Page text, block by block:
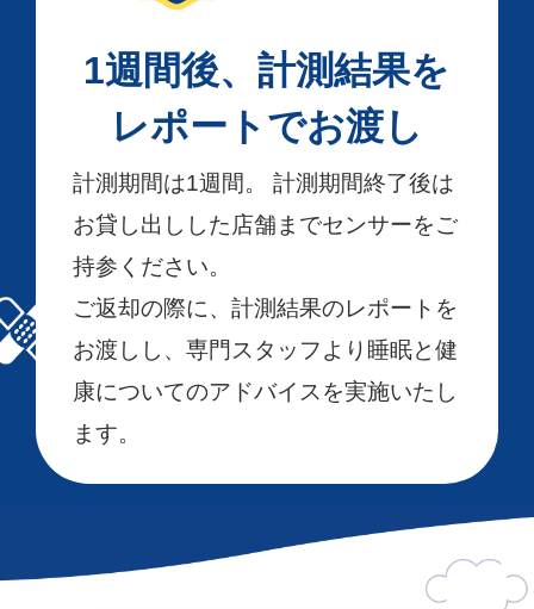
1週間後、計測結果を
レポートでお渡し
計測期間は1週間。 計測期間終了後は
お貸し出しした店舗までセンサーをご
持参ください。
ご返却の際に、計測結果のレポートを
お渡しし、専門スタッフより睡眠と健
康についてのアドバイスを実施いたし
ます。